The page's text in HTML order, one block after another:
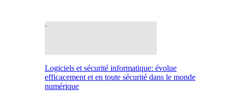
Logiciels et sécurité informatique: évolue
efficacement et en toute sécurité dans le monde
numérique